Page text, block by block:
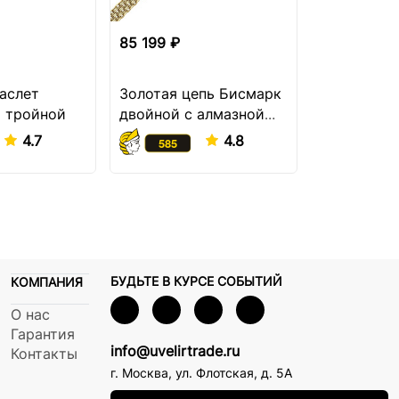
тройной
4.7
85 199 ₽
Золотая цепь Бисмарк
двойной с алмазной
огранкой
4.8
КОМПАНИЯ
О нас
Гарантия
Контакты
БУДЬТЕ В КУРСЕ СОБЫТИЙ
info@uvelirtrade.ru
г. Москва, ул. Флотская, д. 5А